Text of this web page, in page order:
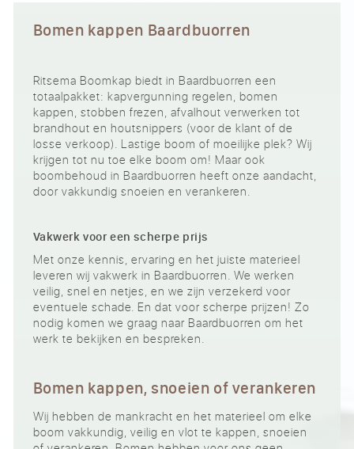
Bomen kappen Baardbuorren
Ritsema Boomkap biedt in Baardbuorren een
totaalpakket: kapvergunning regelen, bomen
kappen, stobben frezen, afvalhout verwerken tot
brandhout en houtsnippers (voor de klant of de
losse verkoop). Lastige boom of moeilijke plek? Wij
krijgen tot nu toe elke boom om! Maar ook
boombehoud in Baardbuorren heeft onze aandacht,
door vakkundig snoeien en verankeren.
Vakwerk voor een scherpe prijs
Met onze kennis, ervaring en het juiste materieel
leveren wij vakwerk in Baardbuorren. We werken
veilig, snel en netjes, en we zijn verzekerd voor
eventuele schade. En dat voor scherpe prijzen! Zo
nodig komen we graag naar Baardbuorren om het
werk te bekijken en bespreken.
Bomen kappen, snoeien of verankeren
Wij hebben de mankracht en het materieel om elke
boom vakkundig, veilig en vlot te kappen, snoeien